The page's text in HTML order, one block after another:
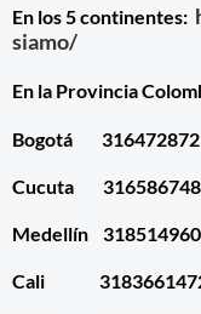
En los 5 continentes:
siamo/
En la Provincia
Bogotá
Cucuta
Medellín
Cali